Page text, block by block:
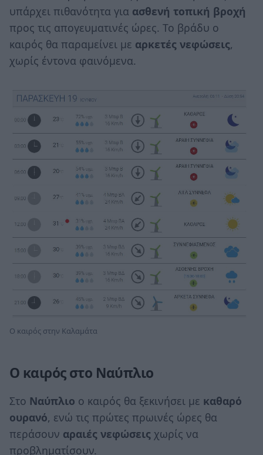
υπάρχει πιθανότητα για ασθενή τοπική βροχή
προς τις απογευματινές ώρες. Το βράδυ ο
καιρός θα παραμείνει με αρκετές νεφώσεις,
χωρίς έντονα φαινόμενα.
Ο καιρός στην Καλαμάτα
Ο καιρός στο Ναύπλιο
Στο Ναύπλιο ο καιρός θα ξεκινήσει με καθαρό
ουρανό, ενώ τις πρώτες πρωινές ώρες θα
περάσουν αραιές νεφώσεις χωρίς να
προβληματίσουν.